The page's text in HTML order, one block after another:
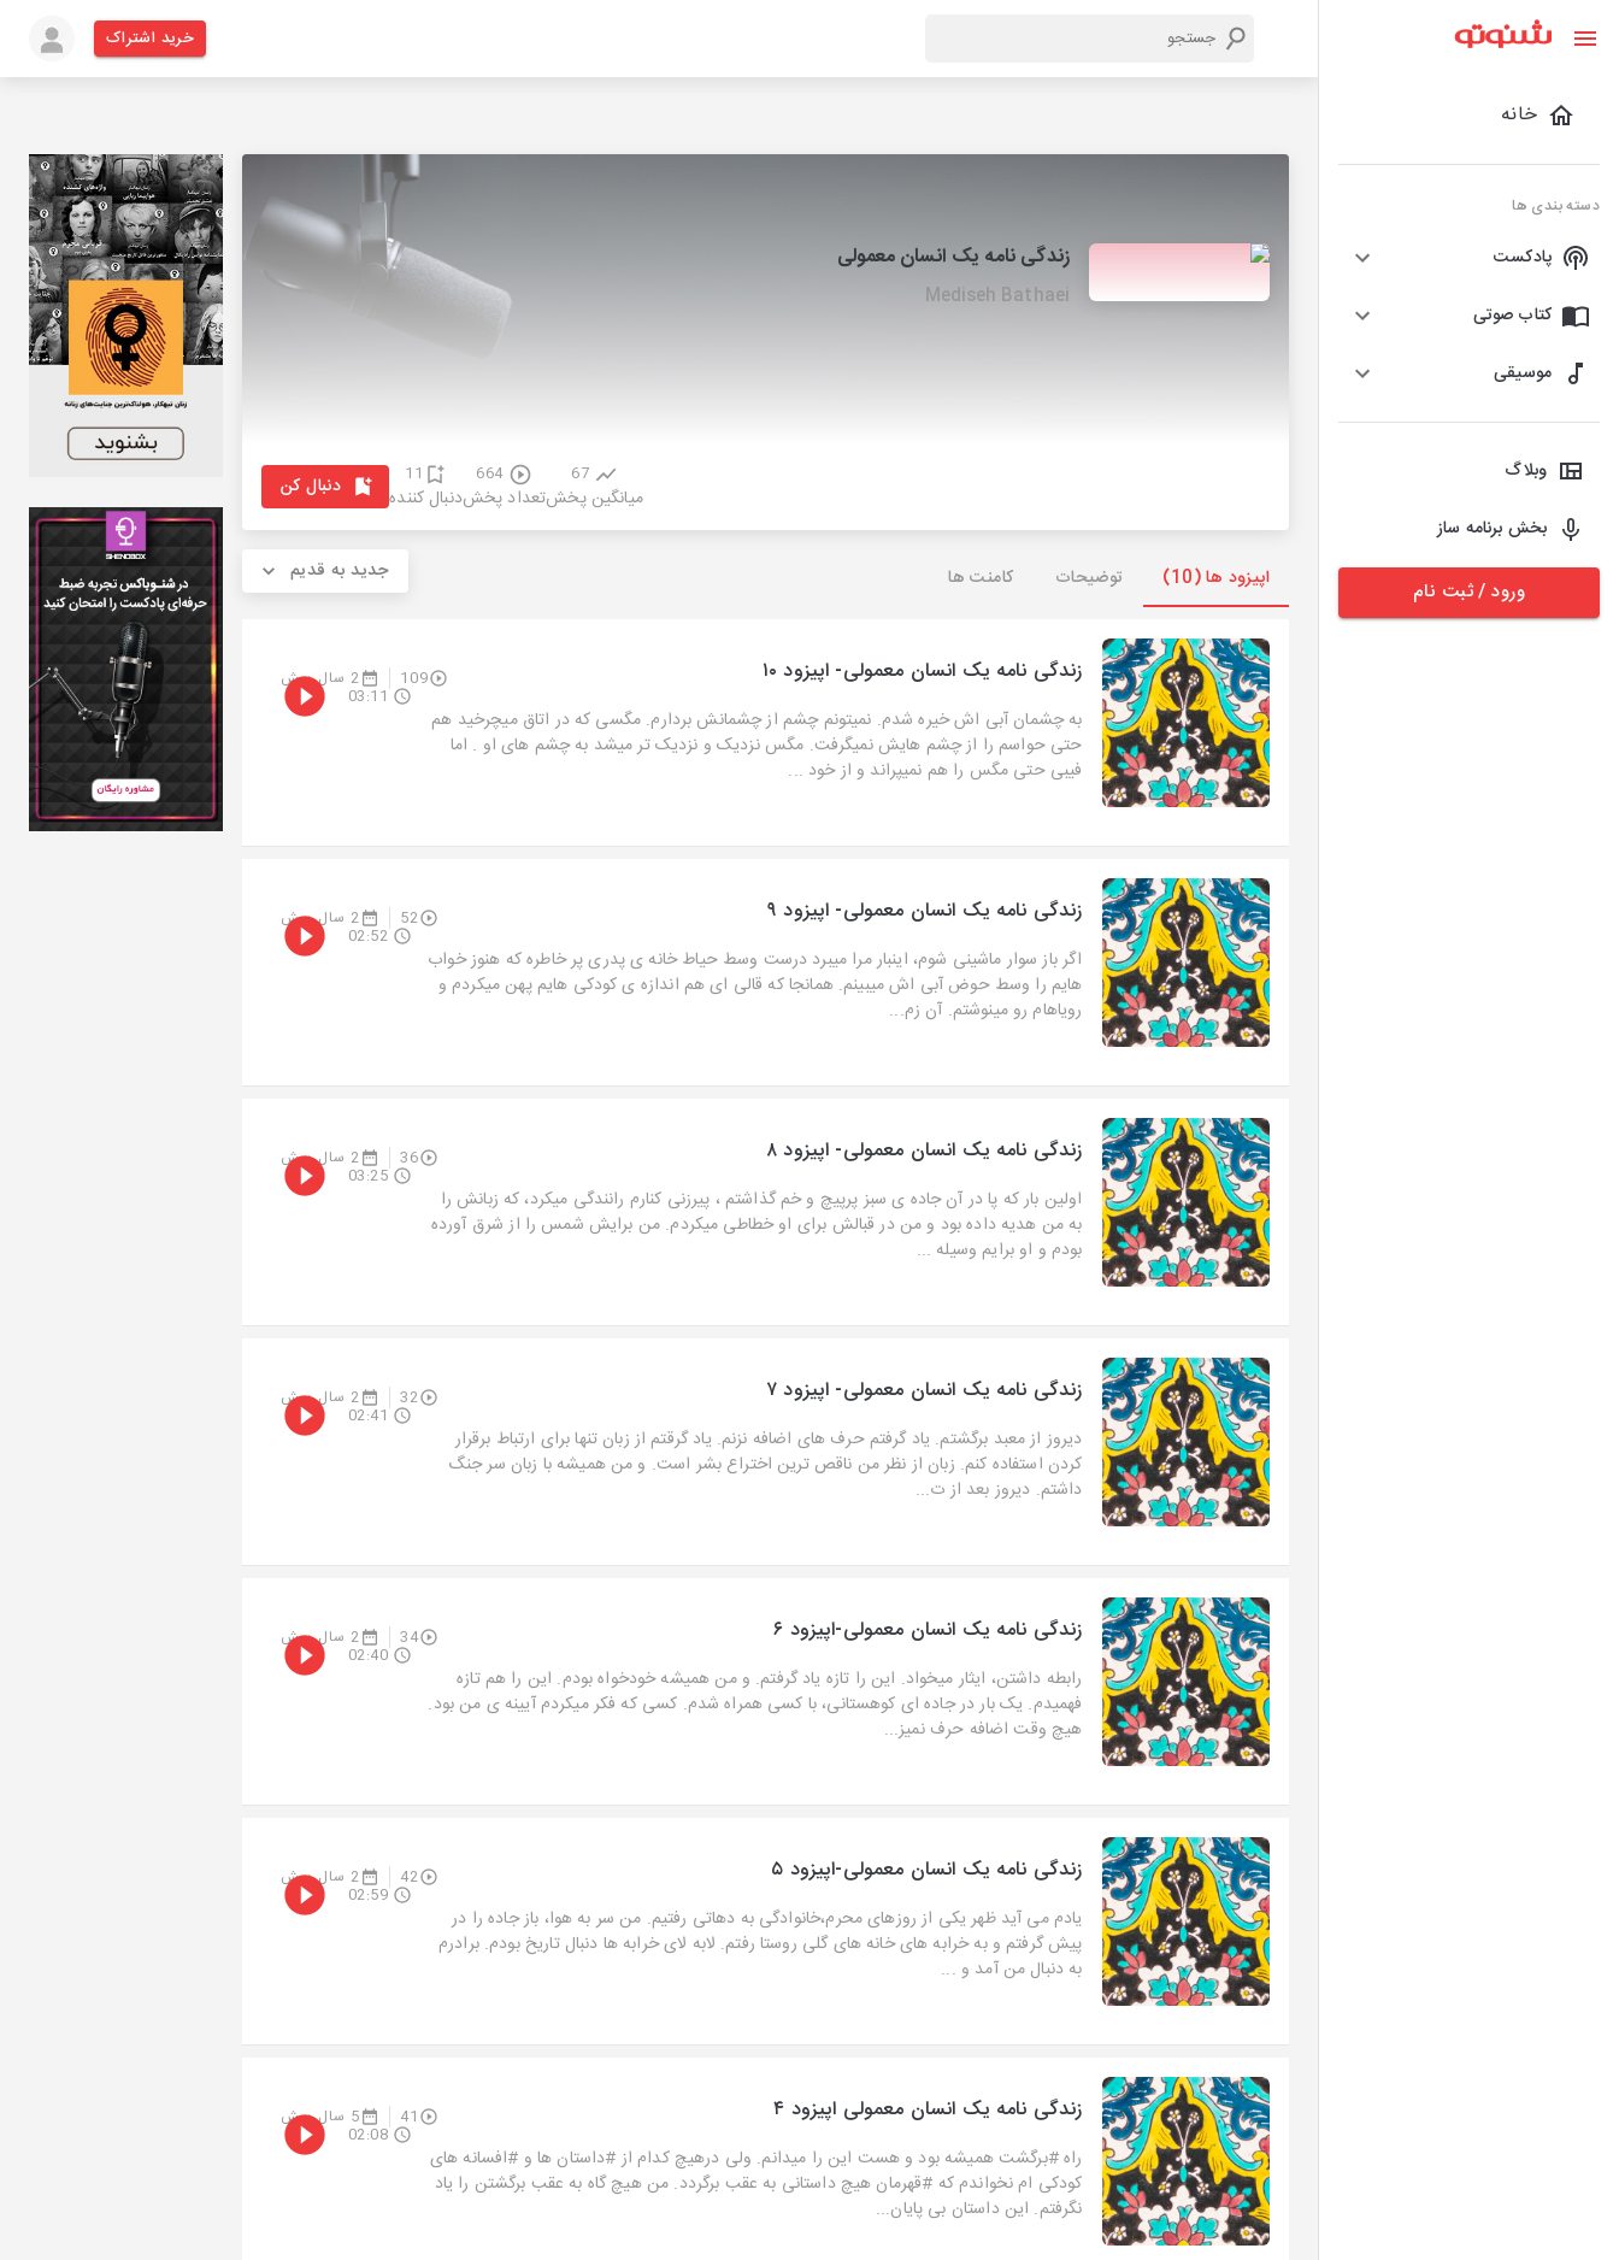
خانه
دسته بندی ها
پادکست
کتاب صوتی
موسیقی
وبلاگ
بخش برنامه ساز
ورود / ثبت نام
خرید اشتراک
زندگی نامه یک انسان معمولی
Mediseh Bathaei
67
میانگین پخش
664
تعداد پخش
11
دنبال کننده دنبال کن
اپیزود ها (10) توضیحات کامنت ها جدید به قدیم
زندگی نامه یک انسان معمولی- اپیزود ۱۰ 109 2 سال پیش
به چشمان آبی اش خیره شدم. نمیتونم چشم از چشمانش بردارم. مگسی که در اتاق میچرخید هم
حتی حواسم را از چشم هایش نمیگرفت. مگس نزدیک و نزدیک تر میشد به چشم های او . اما
فیبی حتی مگس را هم نمیپراند و از خود ...
03:11
زندگی نامه یک انسان معمولی- اپیزود ۹ 52 2 سال پیش
اگر باز سوار ماشینی شوم، اینبار مرا میبرد درست وسط حیاط خانه ی پدری پر خاطره که هنوز خواب
هایم را وسط حوض آبی اش میبینم. همانجا که قالی ای هم اندازه ی کودکی هایم پهن میکردم و
رویاهام رو مینوشتم. آن زم...
02:52
زندگی نامه یک انسان معمولی- اپیزود ۸ 36 2 سال پیش
اولین بار که پا در آن جاده ی سبز پرپیچ و خم گذاشتم ، پیرزنی کنارم رانندگی میکرد، که زبانش را
به من هدیه داده بود و من در قبالش برای او خطاطی میکردم. من برایش شمس را از شرق آورده
بودم و او برایم وسیله ...
03:25
زندگی نامه یک انسان معمولی- اپیزود ۷ 32 2 سال پیش
دیروز از معبد برگشتم. یاد گرفتم حرف های اضافه نزنم. یاد گرقتم از زبان تنها برای ارتباط برقرار
کردن استفاده کنم. زبان از نظر من ناقص ترین اختراع بشر است. و من همیشه با زبان سر جنگ
داشتم. دیروز بعد از ت...
02:41
زندگی نامه یک انسان معمولی-اپیزود ۶ 34 2 سال پیش
رابطه داشتن، ایثار میخواد. این را تازه یاد گرفتم. و من همیشه خودخواه بودم. این را هم تازه
فهمیدم. یک بار در جاده ای کوهستانی، با کسی همراه شدم. کسی که فکر میکردم آیینه ی من بود.
هیچ وقت اضافه حرف نمیز...
02:40
زندگی نامه یک انسان معمولی-اپیزود ۵ 42 2 سال پیش
یادم می آید ظهر یکی از روزهای محرم،خانوادگی به دهاتی رفتیم. من سر به هوا، باز جاده را در
پیش گرفتم و به خرابه های خانه های گلی روستا رفتم. لابه لای خرابه ها دنبال تاریخ بودم. برادرم
به دنبال من آمد و ...
02:59
زندگی نامه یک انسان معمولی اپیزود ۴ 41 5 سال پیش
راه #برگشت همیشه بود و هست این را میدانم. ولی درهیچ کدام از #داستان ها و #افسانه های
کودکی ام نخواندم که #قهرمان هیچ داستانی به عقب برگردد. من هیچ گاه به عقب برگشتن را یاد
نگرفتم. این داستان بی پایان...
02:08